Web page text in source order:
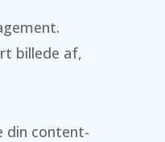
billede af,
din content-